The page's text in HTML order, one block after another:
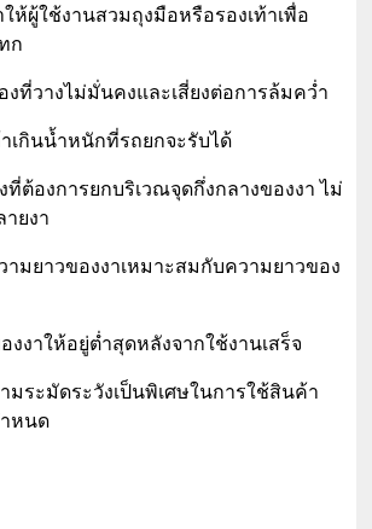
ผู้ใช้งานสวมถุงมือหรือรองเท้าเพื่อ
ก
วางไม่มั่นคงและเสี่ยงต่อการล้มคว่ำ
กินน้ำหนักที่รถยกจะรับได้
องการยกบริเวณจุดกึ่งกลางของงา ไม่
ยงา
ยาวของงาเหมาะสมกับความยาวของ
งาให้อยู่ต่ำสุดหลังจากใช้งานเสร็จ
ระมัดระวังเป็นพิเศษในการใช้สินค้า
หนด